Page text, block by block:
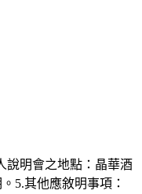
說明會之地點：晶華酒
5.其他應敘明事項：